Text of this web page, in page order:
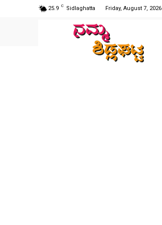
25.9 C Sidlaghatta Friday, August 7, 2026